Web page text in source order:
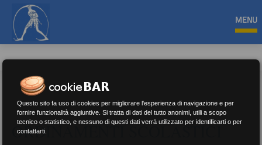
MENU
ORDINAMENTI SCOLASTICI
Questo sito fa uso di cookies per migliorare l'esperienza di navigazione e per
fornire funzionalità aggiuntive. Si tratta di dati del tutto anonimi, utili a scopo
tecnico o statistico, e nessuno di questi dati verrà utilizzato per identificarti o per
contattarti.